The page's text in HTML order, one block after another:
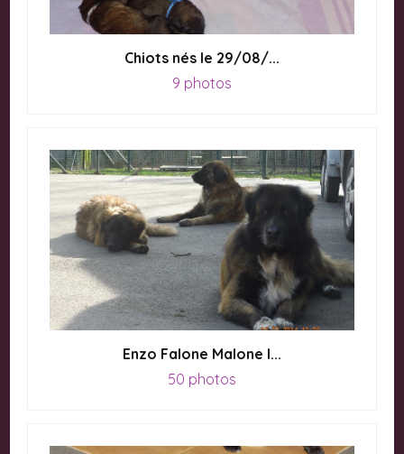
Chiots nés le 29/08/...
9 photos
Enzo Falone Malone I...
50 photos